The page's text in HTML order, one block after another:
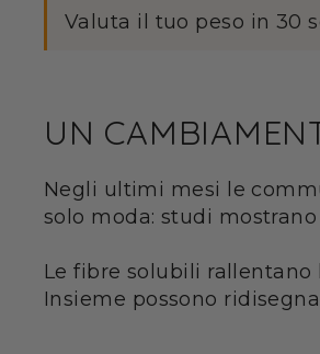
Valuta il tuo peso in 30
UN
Negli ultimi mesi le
solo moda: studi
Le fibre solubili
Insieme possono